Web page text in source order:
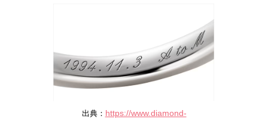
出典： https://www.diamond-